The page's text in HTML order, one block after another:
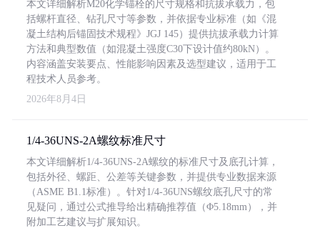
本文详细解析M20化学锚栓的尺寸规格和抗拔承载力，包
括螺杆直径、钻孔尺寸等参数，并依据专业标准（如《混
凝土结构后锚固技术规程》JGJ 145）提供抗拔承载力计算
方法和典型数值（如混凝土强度C30下设计值约80kN）。
内容涵盖安装要点、性能影响因素及选型建议，适用于工
程技术人员参考。
2026年8月4日
1/4-36UNS-2A螺纹标准尺寸
本文详细解析1/4-36UNS-2A螺纹的标准尺寸及底孔计算，
包括外径、螺距、公差等关键参数，并提供专业数据来源
（ASME B1.1标准）。针对1/4-36UNS螺纹底孔尺寸的常
见疑问，通过公式推导给出精确推荐值（Φ5.18mm），并
附加工艺建议与扩展知识。